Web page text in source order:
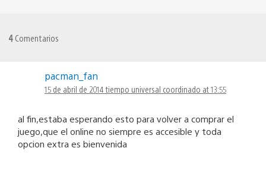
4 Comentarios
pacman_fan
15 de abril de 2014 tiempo universal coordinado at 13:55
al fin,estaba esperando esto para volver a comprar el
juego,que el online no siempre es accesible y toda
opcion extra es bienvenida